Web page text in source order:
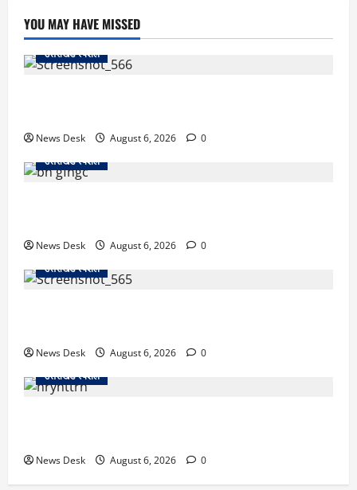
YOU MAY HAVE MISSED
उत्तराखंड स्पेशल
News Desk August 6, 2026
0
उत्तराखंड स्पेशल
News Desk August 6, 2026
0
उत्तराखंड स्पेशल
News Desk August 6, 2026
0
उत्तराखंड स्पेशल
News Desk August 6, 2026 0